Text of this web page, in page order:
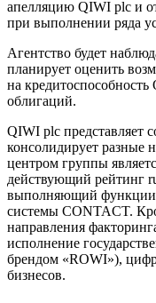
апелляцию QIWI plc и
при выполнении ряда
Агентство будет
планирует оценить
на
облигаций.
QIWI plc представляет
консолидирует разные
центром группы
действующий рейтинг
выполняющий функции
системы CONTACT.
направления
исполнение
брендом «ROWI»),
бизнесов.